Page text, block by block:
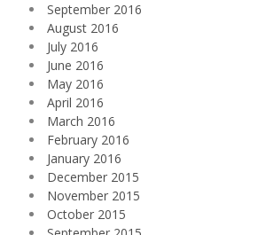
September 2016
August 2016
July 2016
June 2016
May 2016
April 2016
March 2016
February 2016
January 2016
December 2015
November 2015
October 2015